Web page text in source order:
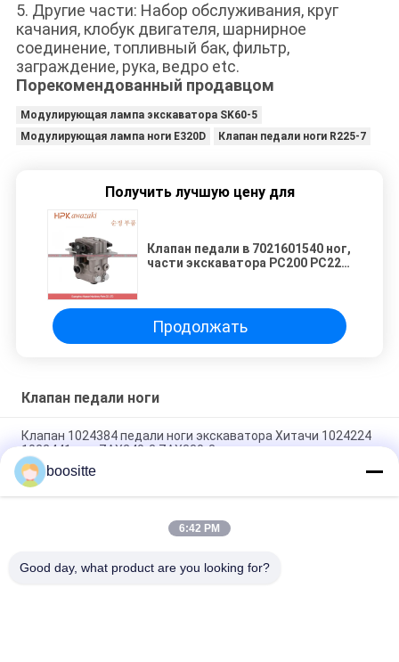
5. Другие части: Набор обслуживания, круг
качания, клобук двигателя, шарнирное
соединение, топливный бак, фильтр,
заграждение, рука, ведро etc.
Порекомендованный продавцом
Модулирующая лампа экскаватора SK60-5
Модулирующая лампа ноги E320D
Клапан педали ноги R225-7
Получить лучшую цену для
Клапан педали в 7021601540 ног,
части экскаватора PC200 PC220
Продолжать
Клапан педали ноги
Клапан 1024384 педали ноги экскаватора Хитачи 1024224
1022441 для ZAX240-3 ZAX330-3
Водяная задвижка экскаватора Sany управляемая ногой
для SY335 SY365 SY465
Гидравлический клапан педали ноги, части экскаватора
boositte
6:42 PM
Good day, what product are you looking for?